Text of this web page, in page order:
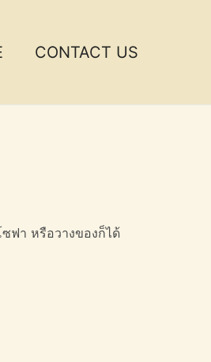
CONTACT US
ฟา หรือวางของก็ได้